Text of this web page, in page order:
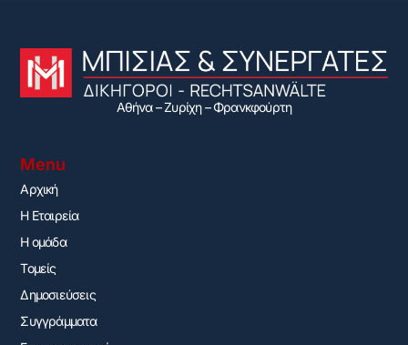
Αθήνα – Ζυρίχη – Φρανκφούρτη
Menu
Αρχική
H Εταιρεία
Η ομάδα
Τομείς
Δημοσιεύσεις
Συγγράμματα